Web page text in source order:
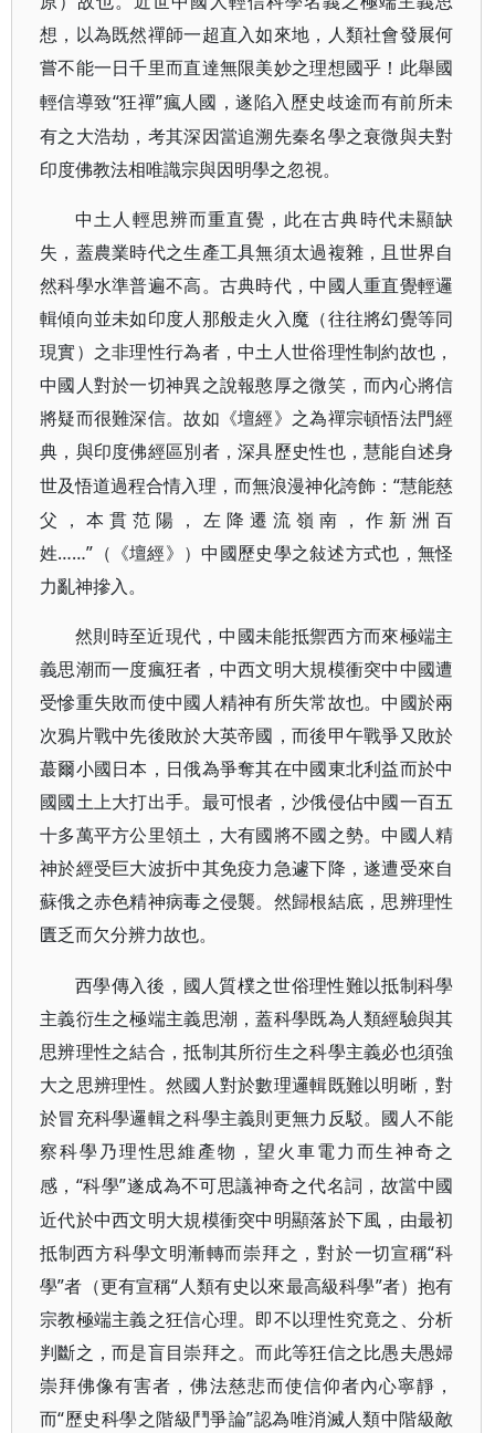
想，以為既然禪師一超直入如來地，人類社會發展何
嘗不能一日千里而直達無限美妙之理想國乎！此舉國
輕信導致“狂禪”瘋人國，遂陷入歷史歧途而有前所未
有之大浩劫，考其深因當追溯先秦名學之衰微與夫對
印度佛教法相唯識宗與因明學之忽視。
中土人輕思辨而重直覺，此在古典時代未顯缺
失，蓋農業時代之生產工具無須太過複雜，且世界自
然科學水準普遍不高。古典時代，中國人重直覺輕邏
輯傾向並未如印度人那般走火入魔（往往將幻覺等同
現實）之非理性行為者，中土人世俗理性制約故也，
中國人對於一切神異之說報憨厚之微笑，而內心將信
將疑而很難深信。故如《壇經》之為禪宗頓悟法門經
典，與印度佛經區別者，深具歷史性也，慧能自述身
世及悟道過程合情入理，而無浪漫神化誇飾：“慧能慈
父，本貫范陽，左降遷流嶺南，作新洲百
姓……”（《壇經》）中國歷史學之敍述方式也，無怪
力亂神摻入。
然則時至近現代，中國未能抵禦西方而來極端主
義思潮而一度瘋狂者，中西文明大規模衝突中中國遭
受慘重失敗而使中國人精神有所失常故也。中國於兩
次鴉片戰中先後敗於大英帝國，而後甲午戰爭又敗於
蕞爾小國日本，日俄為爭奪其在中國東北利益而於中
國國土上大打出手。最可恨者，沙俄侵佔中國一百五
十多萬平方公里領土，大有國將不國之勢。中國人精
神於經受巨大波折中其免疫力急遽下降，遂遭受來自
蘇俄之赤色精神病毒之侵襲。然歸根結底，思辨理性
匱乏而欠分辨力故也。
西學傳入後，國人質樸之世俗理性難以抵制科學
主義衍生之極端主義思潮，蓋科學既為人類經驗與其
思辨理性之結合，抵制其所衍生之科學主義必也須強
大之思辨理性。然國人對於數理邏輯既難以明晰，對
於冒充科學邏輯之科學主義則更無力反駁。國人不能
察科學乃理性思維產物，望火車電力而生神奇之
感， “科學”遂成為不可思議神奇之代名詞，故當中國
近代於中西文明大規模衝突中明顯落於下風，由最初
抵制西方科學文明漸轉而崇拜之，對於一切宣稱“科
學”者（更有宣稱“人類有史以來最高級科學”者）抱有
宗教極端主義之狂信心理。即不以理性究竟之、分析
判斷之，而是盲目崇拜之。而此等狂信之比愚夫愚婦
崇拜佛像有害者，佛法慈悲而使信仰者內心寧靜，
而“歷史科學之階級鬥爭論”認為唯消滅人類中階級敵